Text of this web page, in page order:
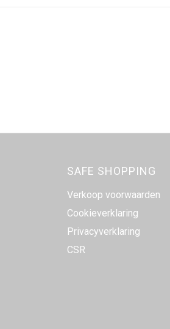
SAFE SHOPPING
Verkoop voorwaarden
Cookieverklaring
Privacyverklaring
CSR